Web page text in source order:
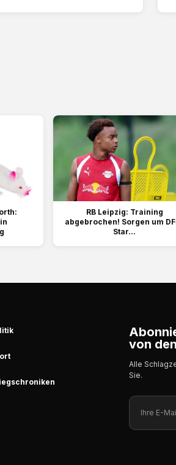
RB Leipzig: Training
abgebrochen! Sorgen um
Star...
von
Alle
Sie.